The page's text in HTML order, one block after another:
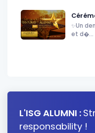
✨Un
et d�...
L'ISG ALUMNI :
responsability !